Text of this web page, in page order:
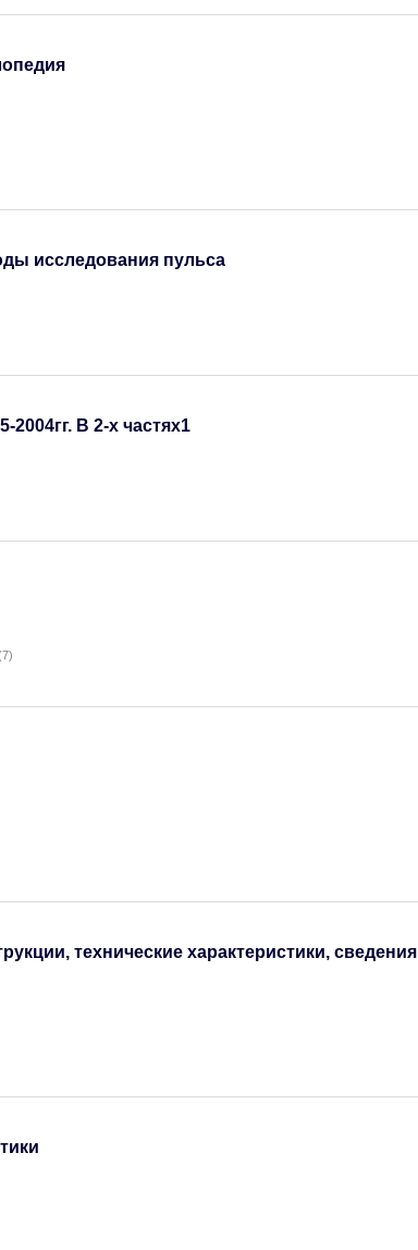
исследования пульса
В 2-х частях1
технические характеристики, сведения